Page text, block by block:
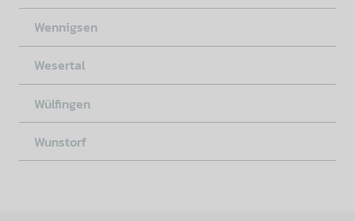
Wennigsen
Wesertal
Wülfingen
Wunstorf